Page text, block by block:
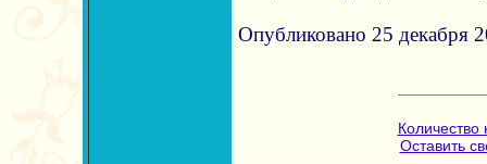
Опубликовано 25 декабря
Оставить